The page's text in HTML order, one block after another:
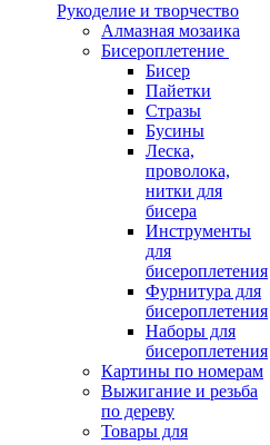
Рукоделие и творчество
Алмазная мозаика
Бисероплетение
Бисер
Пайетки
Стразы
Бусины
Леска,
проволока,
нитки для
бисера
Инструменты
для
бисероплетения
Фурнитура для
бисероплетения
Наборы для
бисероплетения
Картины по номерам
Выжигание и резьба
по дереву
Товары для